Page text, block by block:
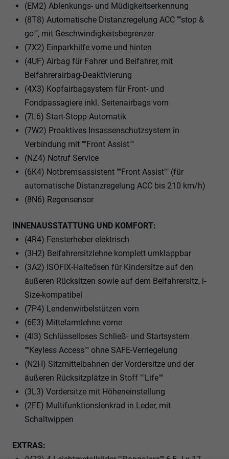
(EM2) Ablenkungs- und Müdigkeitserkennung
(8T8) Automatische Distanzregelung ACC ""stop &
go"", mit Geschwindigkeitsbegrenzer
(7X2) Einparkhilfe vorne und hinten
(4UF) Airbag für Fahrer und Beifahrer, mit
Beifahrerairbag-Deaktivierung
(4X3) Kopfairbagsystem für Front- und
Fondpassagiere inkl. Seitenairbags vorn
(7L6) Start-Stopp Automatik
(7W2) Proaktives Insassenschutzsystem in
Verbindung mit ""Front Assist""
(NZ4) Notruf Service
(6K4) Notbremsassistent ""Front Assist"" (für
automatische Distanzregelung ACC bis 210 km/h)
(8N6) Regensensor
INNENAUSSTATTUNG UND KOMFORT:
(4R4) Fensterheber elektrisch
(3H2) Beifahrersitzlehne komplett umklappbar
(3A2) ISOFIX-Halteösen für Kindersitze auf den
äußeren Rücksitzen sowie auf dem Beifahrersitz, i-
Size-kompatibel
(7P4) Lendenwirbelstützen vorn
(6E3) Mittelarmlehne vorne
(4I3) Schlüsselloses Schließ- und Startsystem
""Keyless Access"" ohne SAFE-Verriegelung
(N2H) Sitzmittelbahnen der Vordersitze und der
äußeren Rücksitzplätze in Stoff ""Life""
(3L3) Vordersitze mit Höheneinstellung
(2FE) Multifunktionslenkrad in Leder, mit
Schaltwippen
EXTRAS: